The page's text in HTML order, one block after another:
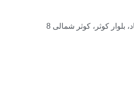
بلوار کوثر، کوثر شمالی 8